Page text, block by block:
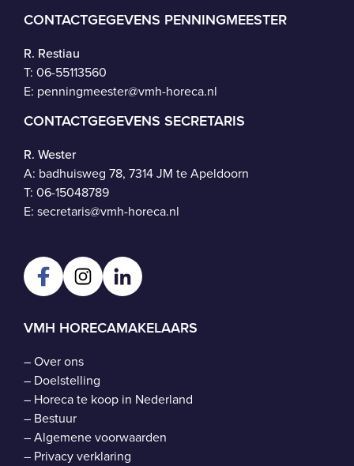
CONTACTGEGEVENS PENNINGMEESTER
R. Restiau
T: 06-55113560
E: penningmeester@vmh-horeca.nl
CONTACTGEGEVENS SECRETARIS
R. Wester
A: badhuisweg 78, 7314 JM te Apeldoorn
T: 06-15048789
E: secretaris@vmh-horeca.nl
VMH HORECAMAKELAARS
–Over ons
– Doelstelling
– Horeca te koop in Nederland
– Bestuur
–Algemene voorwaarden
– Privacy verklaring